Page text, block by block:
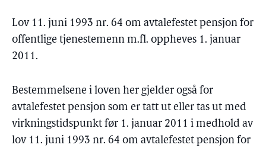
Lov 11. juni 1993 nr. 64 om avtalefestet pensjon for
offentlige tjenestemenn m.fl. oppheves 1. januar
2011.
Bestemmelsene i loven her gjelder også for
avtalefestet pensjon som er tatt ut eller tas ut med
virkningstidspunkt før 1. januar 2011 i medhold av
lov 11. juni 1993 nr. 64 om avtalefestet pensjon for